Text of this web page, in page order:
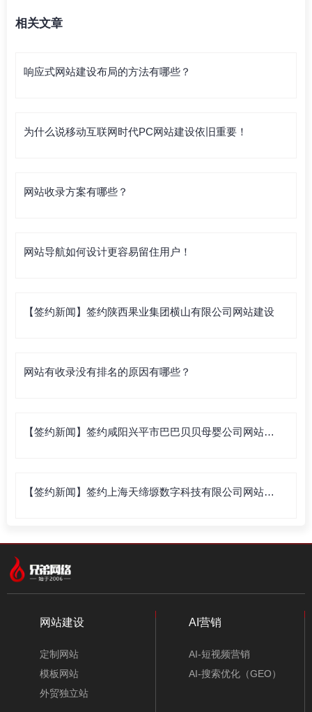
相关文章
响应式网站建设布局的方法有哪些？
为什么说移动互联网时代PC网站建设依旧重要！
网站收录方案有哪些？
网站导航如何设计更容易留住用户！
【签约新闻】签约陕西果业集团横山有限公司网站建设
网站有收录没有排名的原因有哪些？
【签约新闻】签约咸阳兴平市巴巴贝贝母婴公司网站建
【签约新闻】签约上海天缔塬数字科技有限公司网站建
网站建设
定制网站
模板网站
外贸独立站
AI营销
AI-短视频营销
AI-搜索优化（GEO）